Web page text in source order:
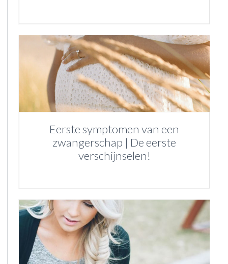
Eerste symptomen van een
zwangerschap | De eerste
verschijnselen!